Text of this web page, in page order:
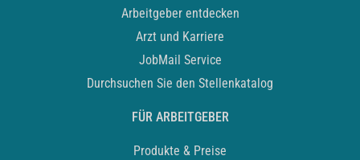
Arbeitgeber entdecken
Arzt und Karriere
JobMail Service
Durchsuchen Sie den Stellenkatalog
FÜR ARBEITGEBER
Produkte & Preise